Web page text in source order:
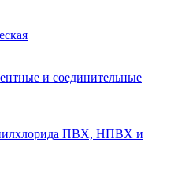
и соединительные
ПВХ, НПВХ и